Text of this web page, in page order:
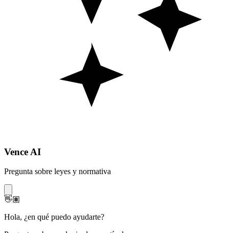
Vence AI
Pregunta sobre leyes y normativa
👋🏽
Hola, ¿en qué puedo ayudarte?